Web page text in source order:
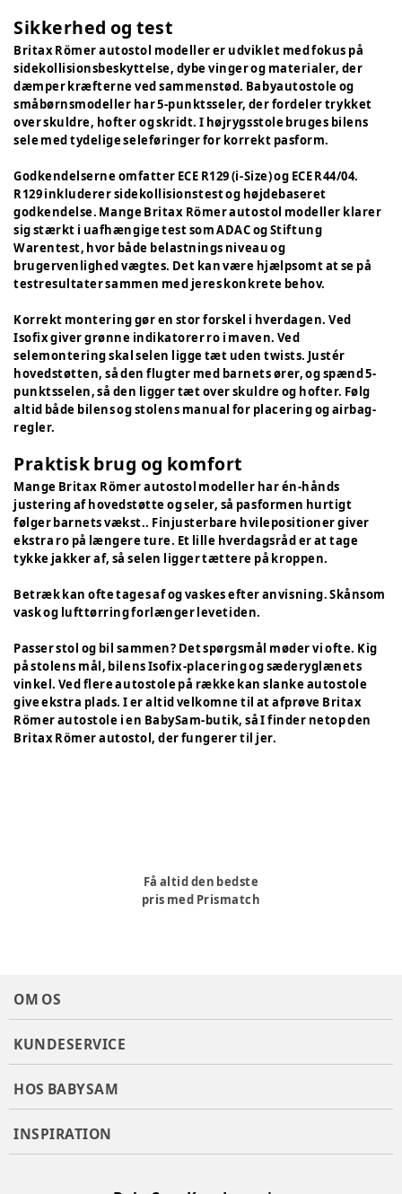
Sikkerhed og test
Britax Römer autostol modeller er udviklet med fokus på
sidekollisionsbeskyttelse, dybe vinger og materialer, der
dæmper kræfterne ved sammenstød. Babyautostole og
småbørnsmodeller har 5-punktsseler, der fordeler trykket
over skuldre, hofter og skridt. I højrygsstole bruges bilens
sele med tydelige seleføringer for korrekt pasform.
Godkendelserne omfatter ECE R129 (i-Size) og ECE R44/04.
R129 inkluderer sidekollisionstest og højdebaseret
godkendelse. Mange Britax Römer autostol modeller klarer
sig stærkt i uafhængige test som ADAC og Stiftung
Warentest, hvor både belastnings niveau og
brugervenlighed vægtes. Det kan være hjælpsomt at se på
testresultater sammen med jeres konkrete behov.
Korrekt montering gør en stor forskel i hverdagen. Ved
Isofix giver grønne indikatorer ro i maven. Ved
selemontering skal selen ligge tæt uden twists. Justér
hovedstøtten, så den flugter med barnets ører, og spænd 5-
punktsselen, så den ligger tæt over skuldre og hofter. Følg
altid både bilens og stolens manual for placering og airbag-
regler.
Praktisk brug og komfort
Mange Britax Römer autostol modeller har én-hånds
justering af hovedstøtte og seler, så pasformen hurtigt
følger barnets vækst.. Finjusterbare hvilepositioner giver
ekstra ro på længere ture. Et lille hverdagsråd er at tage
tykke jakker af, så selen ligger tættere på kroppen.
Betræk kan ofte tages af og vaskes efter anvisning. Skånsom
vask og lufttørring forlænger levetiden.
Passer stol og bil sammen? Det spørgsmål møder vi ofte. Kig
på stolens mål, bilens Isofix-placering og sæderyglænets
vinkel. Ved flere autostole på række kan slanke autostole
give ekstra plads. I er altid velkomne til at afprøve Britax
Römer autostole i en BabySam-butik, så I finder netop den
Britax Römer autostol, der fungerer til jer.
Få altid den bedste
pris med Prismatch
OM OS
KUNDESERVICE
HOS BABYSAM
INSPIRATION